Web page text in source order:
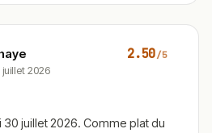
souvent ?
juillet 2026
2.50/5
juillet 2026. Comme plat du